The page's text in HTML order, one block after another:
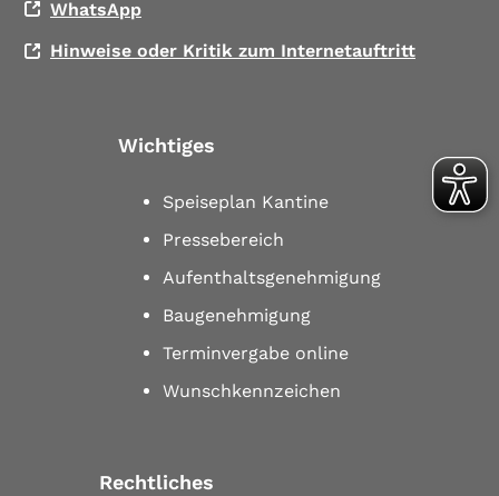
WhatsApp
Hinweise oder Kritik zum Internetauftritt
Wichtiges
Speiseplan Kantine
Pressebereich
Aufenthaltsgenehmigung
Baugenehmigung
Terminvergabe online
Wunschkennzeichen
Rechtliches